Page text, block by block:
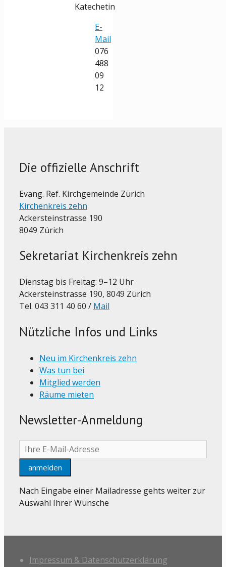
Katechetin
E-
Mail
076
488
09
12
Die offizielle Anschrift
Evang. Ref. Kirchgemeinde Zürich
Kirchenkreis zehn
Ackersteinstrasse 190
8049 Zürich
Sekretariat Kirchenkreis zehn
Dienstag bis Freitag: 9–12 Uhr
Ackersteinstrasse 190, 8049 Zürich
Tel. 043 311 40 60 / Mail
Nützliche Infos und Links
Neu im Kirchenkreis zehn
Was tun bei
Mitglied werden
Räume mieten
Newsletter-Anmeldung
Nach Eingabe einer Mailadresse gehts weiter zur
Auswahl Ihrer Wünsche
Impressum & Datenschutzerklärung